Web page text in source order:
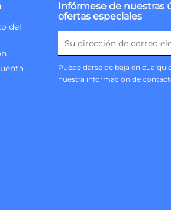
del
Infórmese de nuestras
ofertas especiales
Puede darse de baja en
nuestra información de